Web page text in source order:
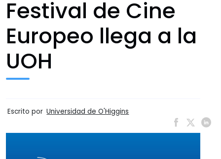
Festival de Cine
Europeo llega a la
UOH
Escrito por Universidad de O'Higgins